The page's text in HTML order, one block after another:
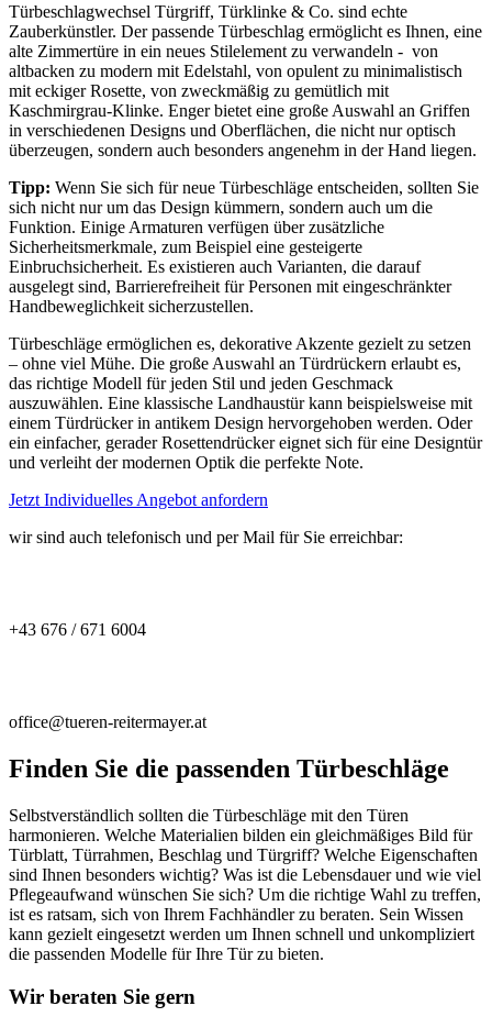
Türbeschlagwechsel Türgriff, Türklinke & Co. sind echte
Zauberkünstler. Der passende Türbeschlag ermöglicht es Ihnen, eine
alte Zimmertüre in ein neues Stilelement zu verwandeln - von
altbacken zu modern mit Edelstahl, von opulent zu minimalistisch
mit eckiger Rosette, von zweckmäßig zu gemütlich mit
Kaschmirgrau-Klinke. Enger bietet eine große Auswahl an Griffen
in verschiedenen Designs und Oberflächen, die nicht nur optisch
überzeugen, sondern auch besonders angenehm in der Hand liegen.
Tipp: Wenn Sie sich für neue Türbeschläge entscheiden, sollten Sie
sich nicht nur um das Design kümmern, sondern auch um die
Funktion. Einige Armaturen verfügen über zusätzliche
Sicherheitsmerkmale, zum Beispiel eine gesteigerte
Einbruchsicherheit. Es existieren auch Varianten, die darauf
ausgelegt sind, Barrierefreiheit für Personen mit eingeschränkter
Handbeweglichkeit sicherzustellen.
Türbeschläge ermöglichen es, dekorative Akzente gezielt zu setzen
– ohne viel Mühe. Die große Auswahl an Türdrückern erlaubt es,
das richtige Modell für jeden Stil und jeden Geschmack
auszuwählen. Eine klassische Landhaustür kann beispielsweise mit
einem Türdrücker in antikem Design hervorgehoben werden. Oder
ein einfacher, gerader Rosettendrücker eignet sich für eine Designtür
und verleiht der modernen Optik die perfekte Note.
Jetzt Individuelles Angebot anfordern
wir sind auch telefonisch und per Mail für Sie erreichbar:
+43 676 / 671 6004
office@tueren-reitermayer.at
Finden Sie die passenden Türbeschläge
Selbstverständlich sollten die Türbeschläge mit den Türen
harmonieren. Welche Materialien bilden ein gleichmäßiges Bild für
Türblatt, Türrahmen, Beschlag und Türgriff? Welche Eigenschaften
sind Ihnen besonders wichtig? Was ist die Lebensdauer und wie viel
Pflegeaufwand wünschen Sie sich? Um die richtige Wahl zu treffen,
ist es ratsam, sich von Ihrem Fachhändler zu beraten. Sein Wissen
kann gezielt eingesetzt werden um Ihnen schnell und unkompliziert
die passenden Modelle für Ihre Tür zu bieten.
Wir beraten Sie gern